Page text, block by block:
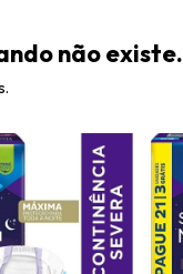
não existe.